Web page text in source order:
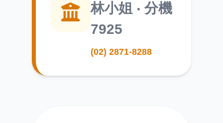
林小姐 ‧ 分機
7925
(02) 2871-8288